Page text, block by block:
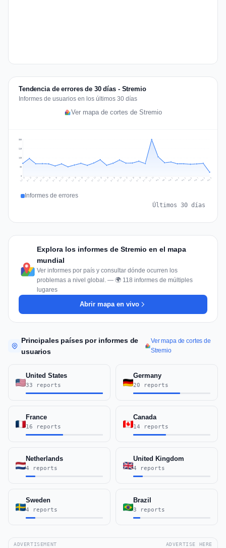
Tendencia de errores de 30 días - Stremio
Informes de usuarios en los últimos 30 días
Ver mapa de cortes de Stremio
83
165
248
330
Jul 11 Jul 12 Jul 13 Jul 14 Jul 15 Jul 16 Jul 17 Jul 18 Jul 19 Jul 20 Jul 21 Jul 22 Jul 23 Jul 24 Jul 25 Jul 26 Jul 27 Jul 28 Jul 29 Jul 30 Jul 31 Aug 1 Aug 2 Aug 3 Aug 4 Aug 5 Aug 6 Aug 7 Aug 8 Aug 9
Informes de errores
Últimos 30 días
Explora los informes de Stremio en el mapa
mundial
Ver informes por país y consultar dónde ocurren los
problemas a nivel global. — 🌍 118 informes de múltiples
lugares
Abrir mapa en vivo
Principales países por informes de
usuarios
Ver mapa de cortes de
Stremio
United States
33 reports
Germany
20 reports
France
16 reports
Canada
14 reports
Netherlands
4 reports
United Kingdom
4 reports
Sweden
4 reports
Brazil
3 reports
ADVERTISEMENT ADVERTISE HERE